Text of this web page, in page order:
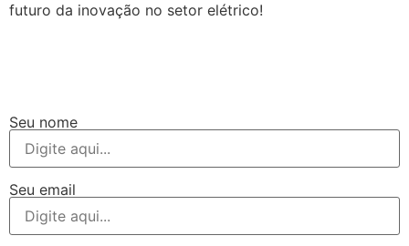
futuro da inovação no setor elétrico!
Seu nome
Seu email